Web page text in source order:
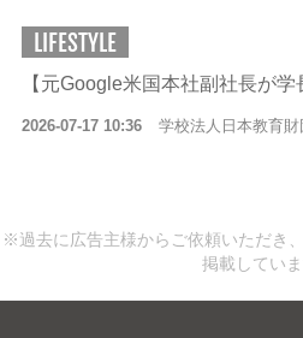
LIFESTYLE
【元Google米国本社副社長が
2026-07-17 10:36 学校法人日本教育財
※過去に広告主様からご依頼いただき
掲載していま